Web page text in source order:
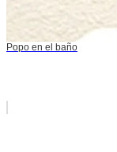
Popo en el baño